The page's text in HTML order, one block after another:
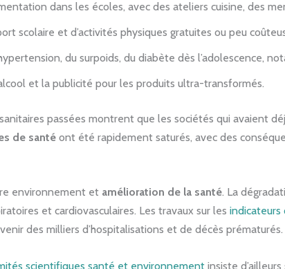
dans les écoles, avec des ateliers cuisine, des
scolaire et d’activités physiques gratuites ou peu
du surpoids, du diabète dès l’adolescence,
et la publicité pour les produits ultra-transformés.
passées montrent que les sociétés qui avaient
de santé ont été rapidement saturés, avec des
environnement et amélioration de la santé. La
et cardiovasculaires. Les travaux sur les indicateurs
des milliers d’hospitalisations et de décès prématurés.
scientifiques santé et environnement insiste